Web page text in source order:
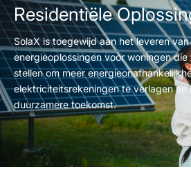
Residentiële
SolaX is toegewijd aan het leveren
energieoplossingen voor woningen
stellen om meer
elektriciteitsrekeningen te verlagen en
duurzamere toekomst.